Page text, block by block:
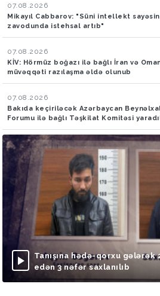
07.08.2026
Mikayıl Cabbarov: "Süni intellekt
zavodunda istehsal artıb"
07.08.2026
KİV: Hörmüz boğazı ilə bağlı İran və
müvəqqəti razılaşma əldə olunub
07.08.2026
Bakıda keçiriləcək Azərbaycan
Forumu ilə bağlı Təşkilat Komitəsi
Tanışına hədə-qorxu
edən 3 nəfər saxlanılıb